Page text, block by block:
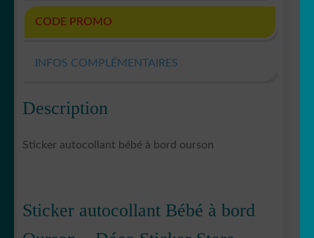
CODE PROMO
INFOS COMPLÉMENTAIRES
Description
Sticker autocollant bébé à bord ourson
Sticker autocollant Bébé à bord